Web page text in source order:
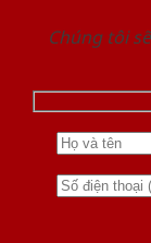
Chúng tôi